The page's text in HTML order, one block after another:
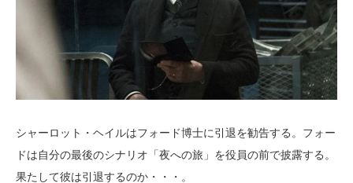
シャーロット・ヘイルはフォード博士に引退を勧告する。フォー
ドは自分の最後のシナリオ「夜への旅」を役員の前で披露する。
果たして彼は引退するのか・・・。